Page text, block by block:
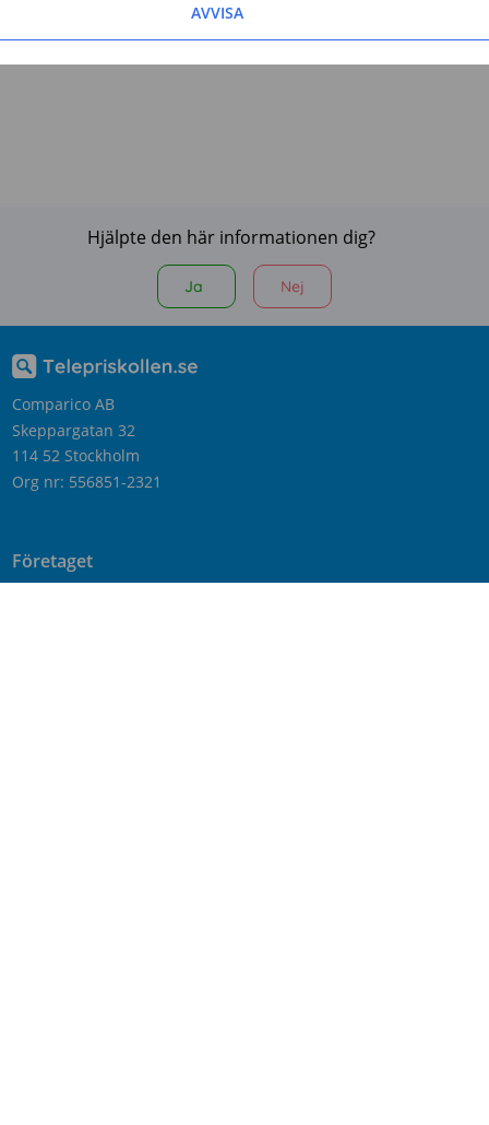
AVVISA
Hjälpte den här informationen dig?
Ja Nej
Comparico AB
Skeppargatan 32
114 52 Stockholm
Org nr: 556851-2321
Företaget